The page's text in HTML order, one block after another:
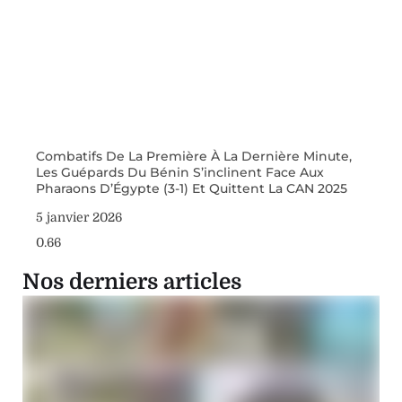
Combatifs De La Première À La Dernière Minute,
Les Guépards Du Bénin S’inclinent Face Aux
Pharaons D’Égypte (3-1) Et Quittent La CAN 2025
5 janvier 2026
Nos derniers articles